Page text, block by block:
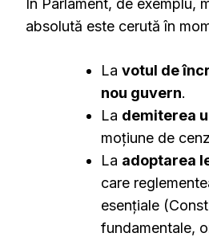
În Parlament, de exemplu,
absolută este cerută în
La votul de
nou guvern.
La demiterea
moțiune de
La adoptarea
care
esențiale
fundamentale,